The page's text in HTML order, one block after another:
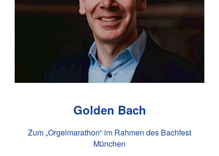
Golden Bach
Zum „Orgelmarathon“ im Rahmen des Bachfest
München